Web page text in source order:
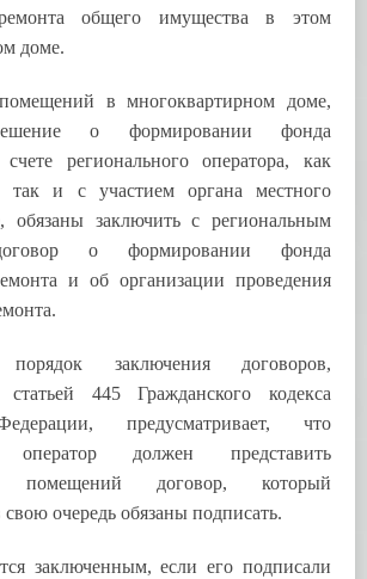
ремонта общего имущества в этом
доме.
в многоквартирном доме,
о формировании фонда
регионального оператора, как
так и с участием органа местного
обязаны заключить с региональным
о формировании фонда
и об организации проведения
порядок заключения договоров,
статьей 445 Гражданского кодекса
предусматривает, что
оператор должен представить
помещений договор, который
очередь обязаны подписать.
заключенным, если его подписали